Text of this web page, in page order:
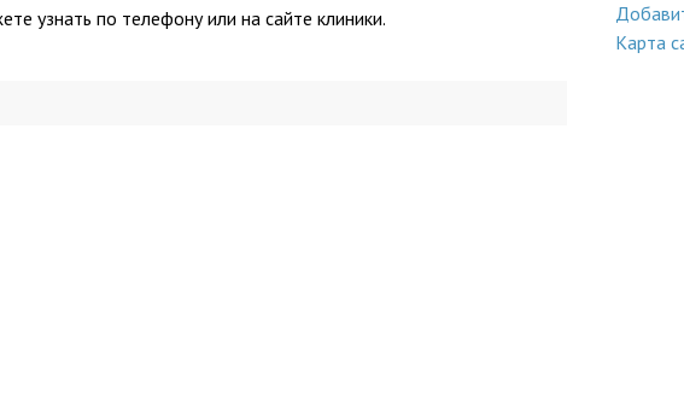
узнать по телефону или на сайте клиники.
Карта